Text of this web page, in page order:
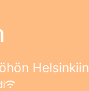
Helsinkiin